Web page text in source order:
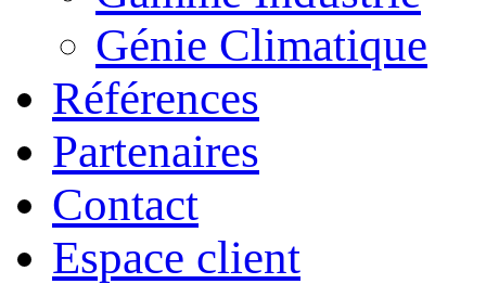
Génie Climatique
Références
Partenaires
Contact
Espace client